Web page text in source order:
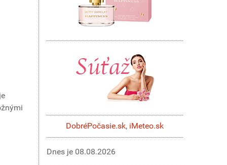
DobréPočasie.sk, iMeteo.sk
Dnes je 08.08.2026